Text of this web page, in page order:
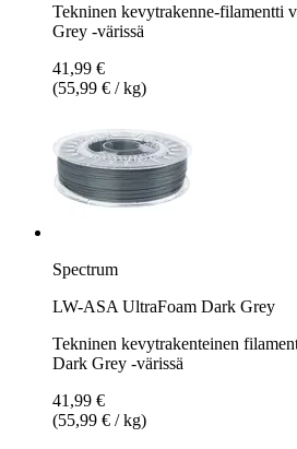
Tekninen kevytrakenne-filamentti
Grey -värissä
41,99 €
(55,99 € / kg)
Spectrum
LW-ASA UltraFoam Dark Grey
Tekninen kevytrakenteinen
Dark Grey -värissä
41,99 €
(55,99 € / kg)